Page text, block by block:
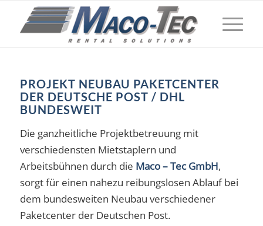
PROJEKT NEUBAU PAKETCENTER
DER DEUTSCHE POST / DHL
BUNDESWEIT
Die ganzheitliche Projektbetreuung mit
verschiedensten Mietstaplern und
Arbeitsbühnen durch die Maco – Tec GmbH,
sorgt für einen nahezu reibungslosen Ablauf bei
dem bundesweiten Neubau verschiedener
Paketcenter der Deutschen Post.